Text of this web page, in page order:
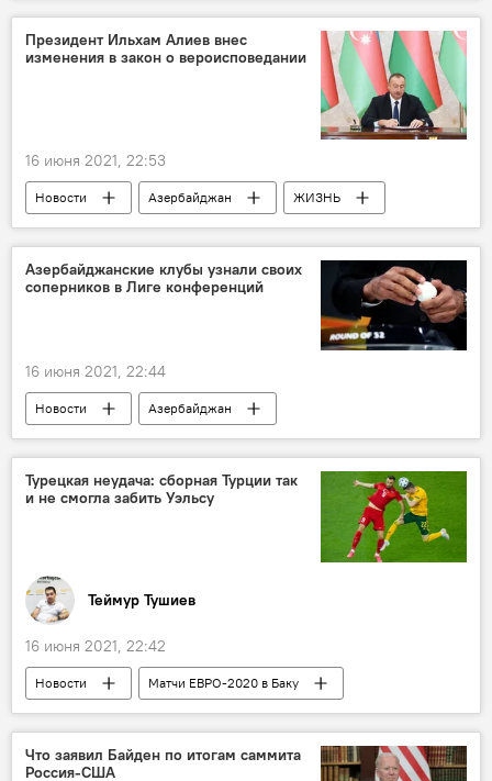
Президент Ильхам Алиев внес
изменения в закон о вероисповедании
16 июня 2021, 22:53
Новости Азербайджан
ЖИЗНЬ
Политика
Ильхам Алиев
закон
вероисповедание
Азербайджанские клубы узнали своих
соперников в Лиге конференций
16 июня 2021, 22:44
Новости
Азербайджан
Новости мира
Спорт
ЖИЗНЬ
Жеребьевка
футбол
клубы
УЕФА
Турецкая неудача: сборная Турции так
и не смогла забить Уэльсу
Теймур Тушиев
16 июня 2021, 22:42
Новости
Матчи ЕВРО-2020 в Баку
Азербайджан
Новости мира
Спорт
ЖИЗНЬ
Евро-2020
Что заявил Байден по итогам саммита
Россия-США